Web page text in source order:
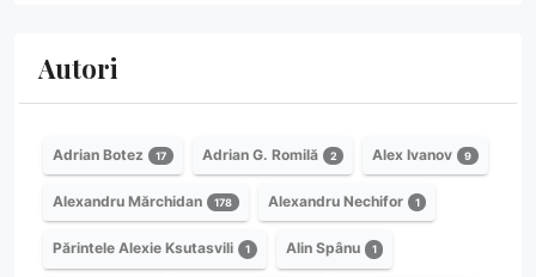
Autori
Adrian Botez 17 Adrian G. Romilă 2 Alex Ivanov 9
Alexandru Mărchidan 178 Alexandru Nechifor 1
Părintele Alexie Ksutasvili 1 Alin Spânu 1